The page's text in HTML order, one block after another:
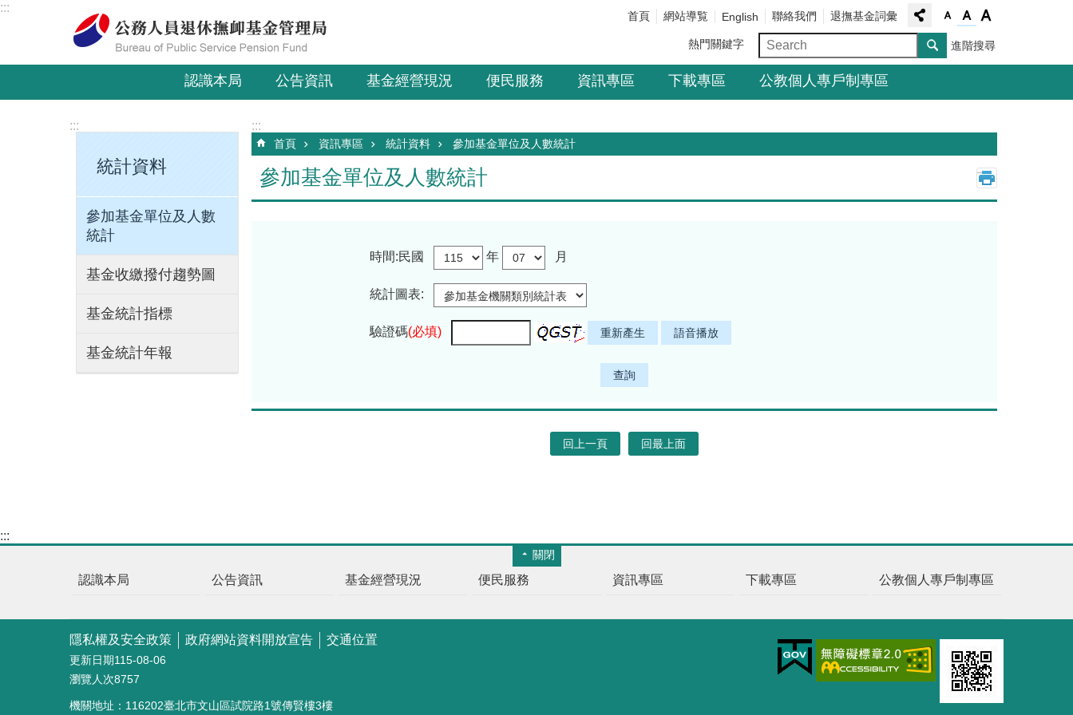
跳到主要內容區塊
:::
首頁 網站導覧 English 聯絡我們 退撫基金詞彙
熱門關鍵字 進階搜尋
認識本局 公告資訊 基金經營現況 便民服務 資訊專區 下載專區 公教個人專戶制專區
:::
統計資料
參加基金單位及人數
統計
基金收繳撥付趨勢圖
基金統計指標
基金統計年報
:::
首頁 資訊專區 統計資料 參加基金單位及人數統計
參加基金單位及人數統計 _
時間:民國 年 月
統計圖表:
驗證碼(必填)
查詢
回上一頁 回最上面
:::
關閉
認識本局 公告資訊 基金經營現況 便民服務 資訊專區 下載專區 公教個人專戶制專區
隱私權及安全政策 政府網站資料開放宣告 交通位置
更新日期115-08-06
瀏覽人次8757
機關地址：116202臺北市文山區試院路1號傳賢樓3樓